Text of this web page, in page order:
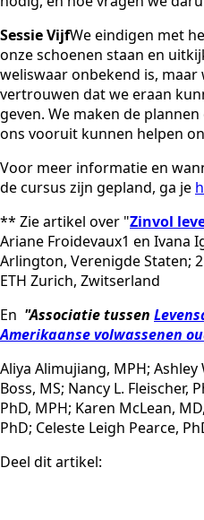
Sessie VijfWe eindigen met
onze schoenen staan en
weliswaar onbekend is, maar
vertrouwen dat we eraan
geven. We maken de
ons vooruit kunnen helpen
Voor meer informatie en
de cursus zijn gepland, ga je
** Zie artikel over "Zinvol
Ariane Froidevaux1 en Ivana
Arlington, Verenigde Staten;
ETH Zurich, Zwitserland
En "Associatie tussen
Amerikaanse volwassenen
Aliya Alimujiang, MPH; Ashley
Boss, MS; Nancy L. Fleischer,
PhD, MPH; Karen McLean,
PhD; Celeste Leigh Pearce,
Deel dit artikel: